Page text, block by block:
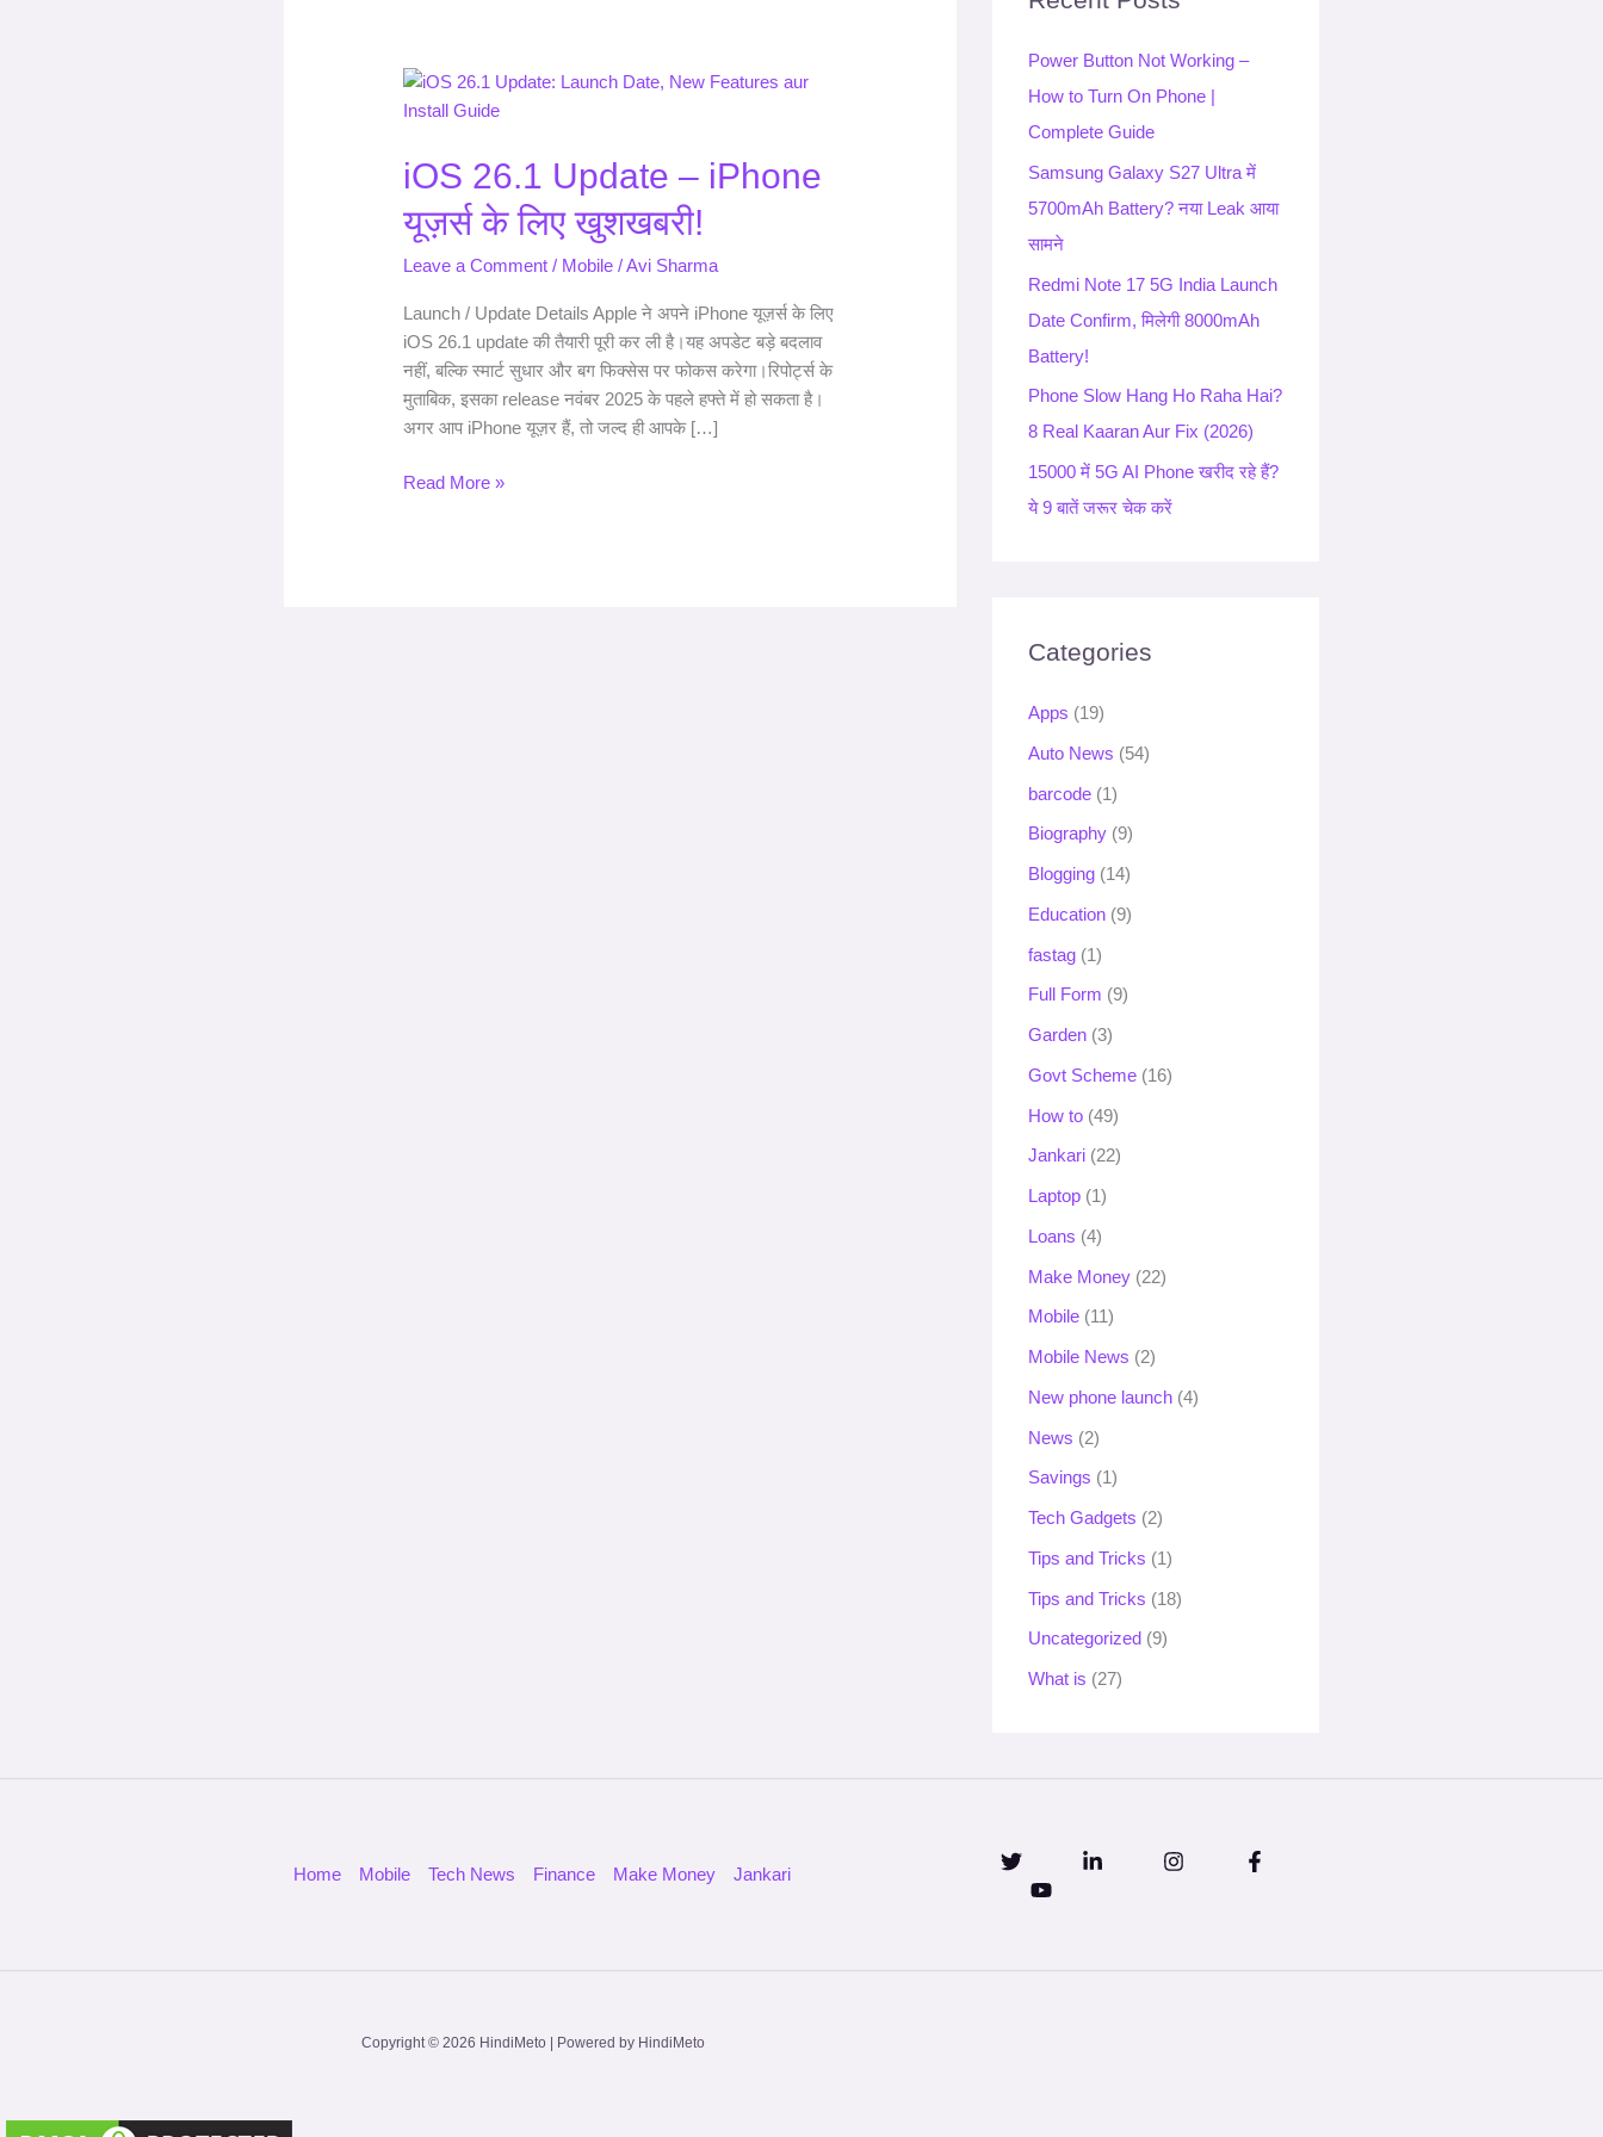
iOS 26.1 Update – iPhone
यूज़र्स के लिए खुशखबरी!
Leave a Comment / Mobile /Avi Sharma
Launch / Update Details Apple ने अपने iPhone यूज़र्स के लिए
iOS 26.1 update की तैयारी पूरी कर ली है।यह अपडेट बड़े बदलाव
नहीं, बल्कि स्मार्ट सुधार और बग फिक्सेस पर फोकस करेगा।रिपोर्ट्स के
मुताबिक, इसका release नवंबर 2025 के पहले हफ्ते में हो सकता है।
अगर आप iPhone यूज़र हैं, तो जल्द ही आपके […]
iOS
26.1
–
iPhone
यूज़र्स
खुशखबरी!
Read More »
f
o
r
:
Power Button Not Working –
How to Turn On Phone |
Complete Guide
Samsung Galaxy S27 Ultra में
5700mAh Battery? नया Leak आया
सामने
Redmi Note 17 5G India Launch
Date Confirm, मिलेगी 8000mAh
Battery!
Phone Slow Hang Ho Raha Hai?
8 Real Kaaran Aur Fix (2026)
15000 में 5G AI Phone खरीद रहे हैं?
ये 9 बातें जरूर चेक करें
Categories
Apps (19)
Auto News (54)
barcode (1)
Biography (9)
Blogging (14)
Education (9)
fastag (1)
Full Form (9)
Garden (3)
Govt Scheme (16)
How to (49)
Jankari (22)
Laptop (1)
Loans (4)
Make Money (22)
Mobile (11)
Mobile News (2)
New phone launch (4)
News (2)
Savings (1)
Tech Gadgets (2)
Tips and Tricks (1)
Tips and Tricks (18)
Uncategorized (9)
What is (27)
Home Mobile Tech News Finance Make Money Jankari
Copyright © 2026 HindiMeto | Powered by HindiMeto